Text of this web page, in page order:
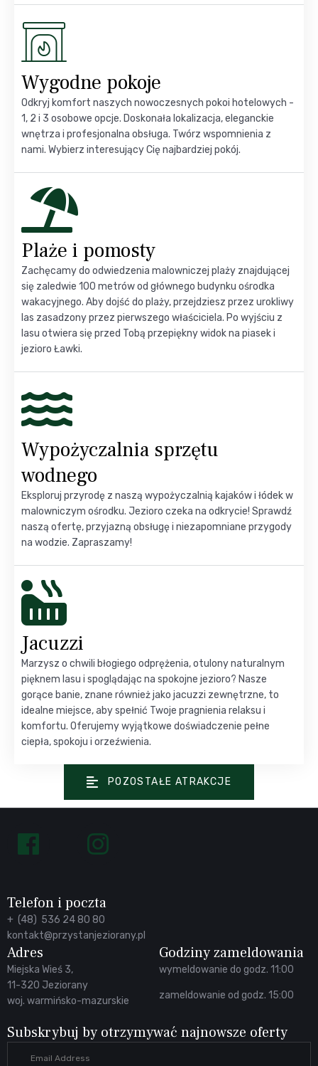
Wygodne pokoje
Odkryj komfort naszych nowoczesnych pokoi hotelowych -
1, 2 i 3 osobowe opcje. Doskonała lokalizacja, eleganckie
wnętrza i profesjonalna obsługa. Twórz wspomnienia z
nami. Wybierz interesujący Cię najbardziej pokój.
Plaże i pomosty
Zachęcamy do odwiedzenia malowniczej plaży znajdującej
się zaledwie 100 metrów od głównego budynku ośrodka
wakacyjnego. Aby dojść do plaży, przejdziesz przez urokliwy
las zasadzony przez pierwszego właściciela. Po wyjściu z
lasu otwiera się przed Tobą przepiękny widok na piasek i
jezioro Ławki.
Wypożyczalnia sprzętu
wodnego
Eksploruj przyrodę z naszą wypożyczalnią kajaków i łódek w
malowniczym ośrodku. Jezioro czeka na odkrycie! Sprawdź
naszą ofertę, przyjazną obsługę i niezapomniane przygody
na wodzie. Zapraszamy!
Jacuzzi
Marzysz o chwili błogiego odprężenia, otulony naturalnym
pięknem lasu i spoglądając na spokojne jezioro? Nasze
gorące banie, znane również jako jacuzzi zewnętrzne, to
idealne miejsce, aby spełnić Twoje pragnienia relaksu i
komfortu. Oferujemy wyjątkowe doświadczenie pełne
ciepła, spokoju i orzeźwienia.
POZOSTAŁE ATRAKCJE
Telefon i poczta
+ (48) 536 24 80 80
kontakt@przystanjeziorany.pl
Adres
Miejska Wieś 3,
11-320 Jeziorany
woj. warmińsko-mazurskie
Godziny zameldowania
wymeldowanie do godz. 11:00
zameldowanie od godz. 15:00
Subskrybuj by otrzymywać najnowsze oferty